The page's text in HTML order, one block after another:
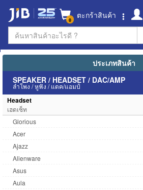
0 ตะกร้าสินค้า
ประเภทสินค้า
SPEAKER / HEADSET / DAC/AMP
ลำโพง / หูฟัง / แดค/แอมป์
Headset
เฮดเซ็ท
Glorious
Acer
Ajazz
Alienware
Asus
Aula